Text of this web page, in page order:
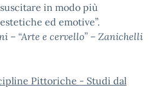
in modo più
ed emotive”.
“Arte e cervello” – Zanichelli
Pittoriche - Studi dal